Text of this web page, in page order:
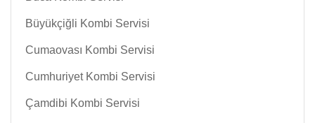
Büyükçiğli Kombi Servisi
Cumaovası Kombi Servisi
Cumhuriyet Kombi Servisi
Çamdibi Kombi Servisi